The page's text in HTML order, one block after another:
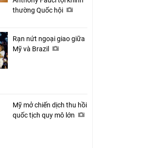
thường Quốc hội
Rạn nứt ngoại giao giữa
Mỹ và Brazil
Mỹ mở chiến dịch thu hồi
quốc tịch quy mô lớn